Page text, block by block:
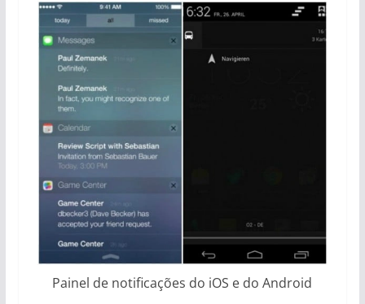
Painel de notificações do iOS e do Android